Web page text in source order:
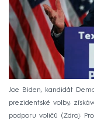
Joe Biden, kandidát
prezidentské volby,
podporu voličů
Zdroj: